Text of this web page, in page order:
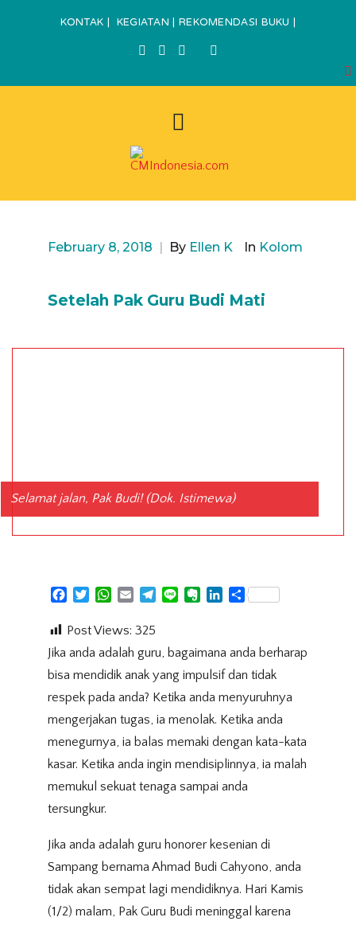
KONTAK| KEGIATAN|REKOMENDASI BUKU|
February 8, 2018 | By Ellen K In Kolom
Setelah Pak Guru Budi Mati
Selamat jalan, Pak Budi! (Dok. Istimewa)
FacebookTwitterWhatsApp
Email Telegram
Line Evernote
LinkedIn
Share
Post Views: 325
Jika anda adalah guru, bagaimana anda berharap
bisa mendidik anak yang impulsif dan tidak
respek pada anda? Ketika anda menyuruhnya
mengerjakan tugas, ia menolak. Ketika anda
menegurnya, ia balas memaki dengan kata-kata
kasar. Ketika anda ingin mendisiplinnya, ia malah
memukul sekuat tenaga sampai anda
tersungkur.
Jika anda adalah guru honorer kesenian di
Sampang bernama Ahmad Budi Cahyono, anda
tidak akan sempat lagi mendidiknya. Hari Kamis
(1/2) malam, Pak Guru Budi meninggal karena